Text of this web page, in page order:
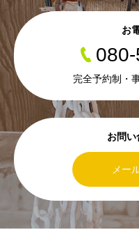
お問い
メー
お
完全予約制・